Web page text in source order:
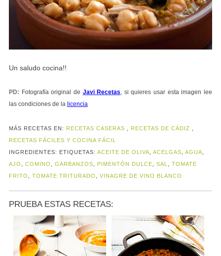
Un saludo cocina!!
PD: Fotografía original de Javi Recetas , si quieres usar esta imagen lee
las condiciones de la licencia
MÁS RECETAS EN: RECETAS CASERAS , RECETAS DE CÁDIZ ,
RECETAS FÁCILES Y COCINA FÁCIL
INGREDIENTES:
ETIQUETAS: ACEITE DE OLIVA, ACELGAS, AGUA,
AJO , COMINO , GARBANZOS, PIMENTÓN DULCE, SAL, TOMATE
FRITO , TOMATE TRITURADO , VINAGRE DE VINO BLANCO
PRUEBA ESTAS RECETAS: